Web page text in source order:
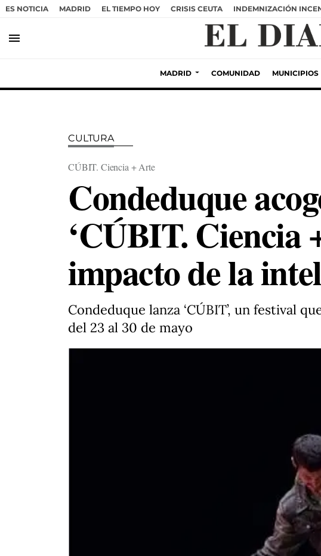
ES NOTICIA MADRID EL TIEMPO HOY CRISIS CEUTA INDEMNIZACIÓN
menu
MADRID COMUNIDAD MUNICIPIOS
CULTURA
CÚBIT. Ciencia + Arte
Condeduque
‘CÚBIT. Ciencia
impacto de la
Condeduque lanza ‘CÚBIT’, un festival
del 23 al 30 de mayo